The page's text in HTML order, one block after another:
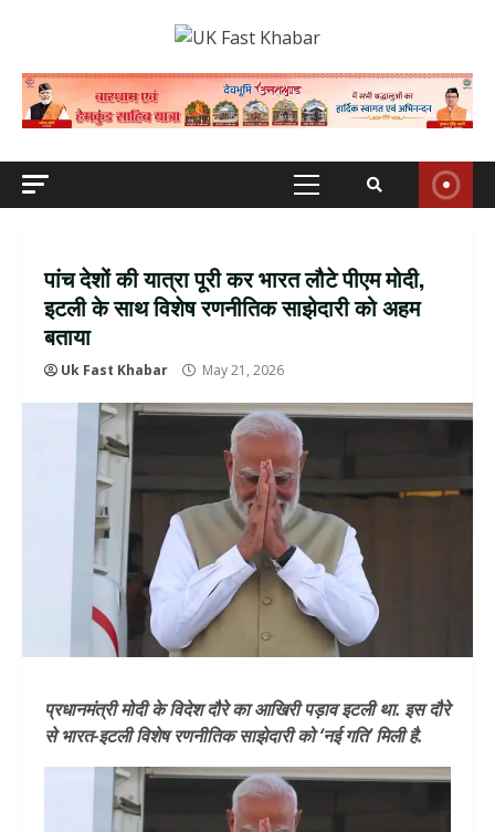
Primary
पांच देशों की यात्रा पूरी कर भारत लौटे पीएम मोदी,
इटली के साथ विशेष रणनीतिक साझेदारी को अहम
बताया
Uk Fast Khabar May 21, 2026
प्रधानमंत्री मोदी के विदेश दौरे का आखिरी पड़ाव इटली था. इस दौरे
से भारत-इटली विशेष रणनीतिक साझेदारी को ‘नई गति’ मिली है.